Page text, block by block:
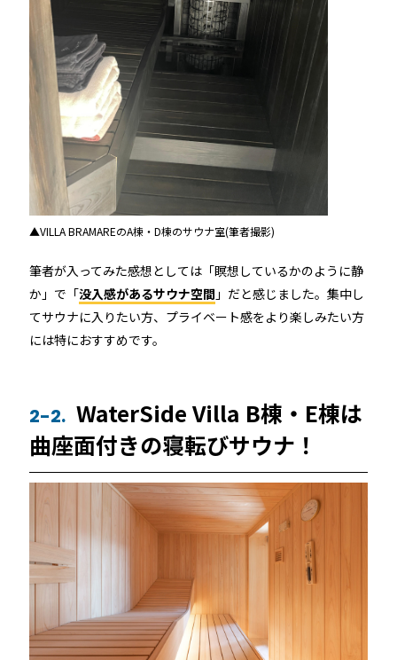
▲VILLA BRAMAREのA棟・D棟のサウナ室(筆者撮影)
筆者が入ってみた感想としては「瞑想しているかのように静
か」で「没入感があるサウナ空間 」だと感じました。集中し
てサウナに入りたい方、プライベート感をより楽しみたい方
には特におすすめです。
2-2. WaterSide Villa B棟・E棟は
曲座面付きの寝転びサウナ！